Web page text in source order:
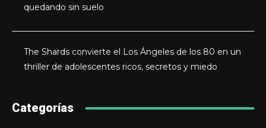
quedando sin suelo
The Shards convierte el Los Ángeles de los 80 en un
thriller de adolescentes ricos, secretos y miedo
Categorías